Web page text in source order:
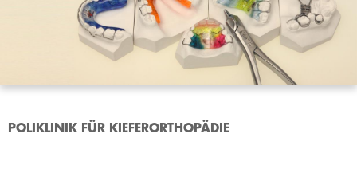
POLIKLINIK FÜR KIEFERORTHOPÄDIE